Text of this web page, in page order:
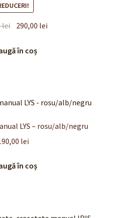
lei Prețul
a
290,00 lei
în coș
LYS – rosu/alb/negru
lei
în coș